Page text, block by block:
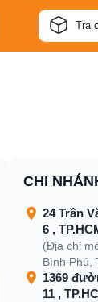
Tra
CHI
24 Trần
6 ,
(Địa chỉ
Bình Phú,
1369
11 ,